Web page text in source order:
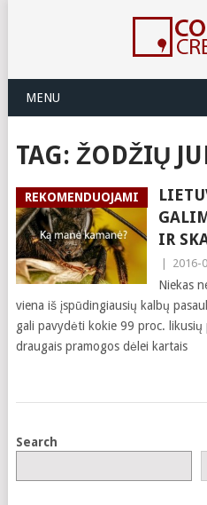
MENU
TAG: ŽODŽIŲ
REKOMENDUOJAMI
IR
2016-
Niekas
viena iš įspūdingiausių kalbų
gali pavydėti kokie 99 proc. likusių
draugais pramogos dėlei kartais
Search